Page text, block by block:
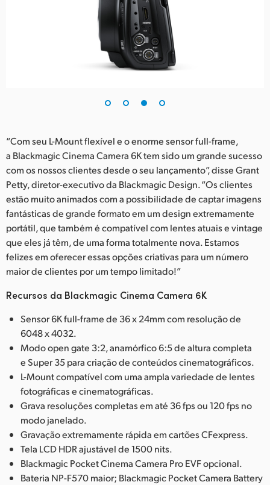
“Com seu L-Mount flexível e o enorme sensor full-frame,
a Blackmagic Cinema Camera 6K tem sido um grande sucesso
com os nossos clientes desde o seu lançamento”, disse Grant
Petty, diretor-executivo da Blackmagic Design. “Os clientes
estão muito animados com a possibilidade de captar imagens
fantásticas de grande formato em um design extremamente
portátil, que também é compatível com lentes atuais e vintage
que eles já têm, de uma forma totalmente nova. Estamos
felizes em oferecer essas opções criativas para um número
maior de clientes por um tempo limitado!”
Recursos da Blackmagic Cinema Camera 6K
Sensor 6K full-frame de 36 x 24mm com resolução de
6048 x 4032.
Modo open gate 3:2, anamórfico 6:5 de altura completa
e Super 35 para criação de conteúdos cinematográficos.
L-Mount compatível com uma ampla variedade de lentes
fotográficas e cinematográficas.
Grava resoluções completas em até 36 fps ou 120 fps no
modo janelado.
Gravação extremamente rápida em cartões CFexpress.
Tela LCD HDR ajustável de 1500 nits.
Blackmagic Pocket Cinema Camera Pro EVF opcional.
Bateria NP-F570 maior; Blackmagic Pocket Camera Battery